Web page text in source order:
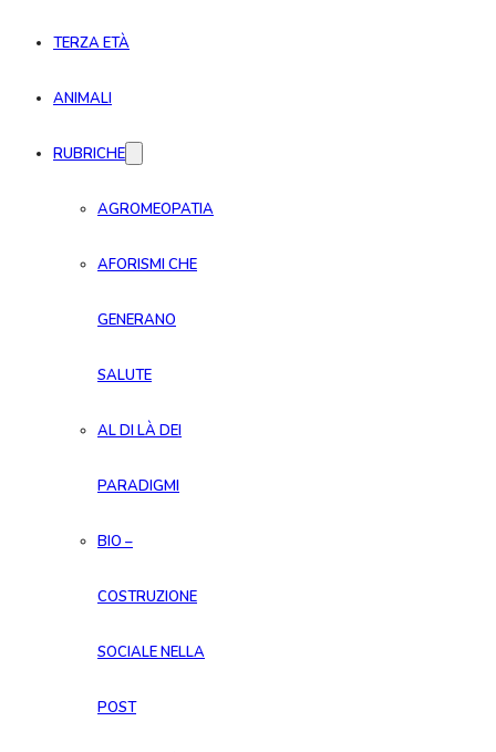
TERZA ETÀ
ANIMALI
RUBRICHE
AGROMEOPATIA
AFORISMI CHE
GENERANO
SALUTE
AL DI LÀ DEI
PARADIGMI
BIO –
COSTRUZIONE
SOCIALE NELLA
POST